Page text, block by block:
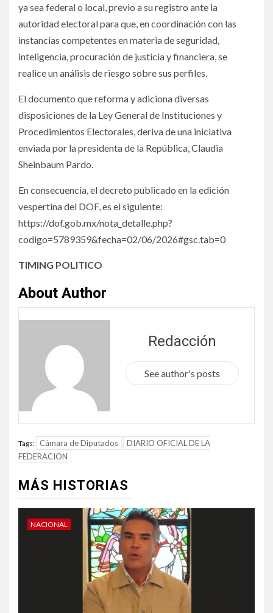
ya sea federal o local, previo a su registro ante la
autoridad electoral para que, en coordinación con las
instancias competentes en materia de seguridad,
inteligencia, procuración de justicia y financiera, se
realice un análisis de riesgo sobre sus perfiles.
El documento que reforma y adiciona diversas
disposiciones de la Ley General de Instituciones y
Procedimientos Electorales, deriva de una iniciativa
enviada por la presidenta de la República, Claudia
Sheinbaum Pardo.
En consecuencia, el decreto publicado en la edición
vespertina del DOF, es el siguiente:
https://dof.gob.mx/nota_detalle.php?
codigo=5789359&fecha=02/06/2026#gsc.tab=0
TIMING POLITICO
About Author
Redacción
See author's posts
Tags: Cámara de Diputados
DIARIO OFICIAL DE LA
FEDERACION
MÁS HISTORIAS
NACIONAL